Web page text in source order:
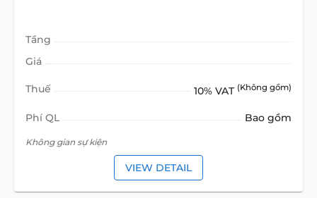
Tầng
Giá
Thuế 10% VAT (Không gồm)
Phí QL Bao gồm
Không gian sự kiện
VIEW DETAIL